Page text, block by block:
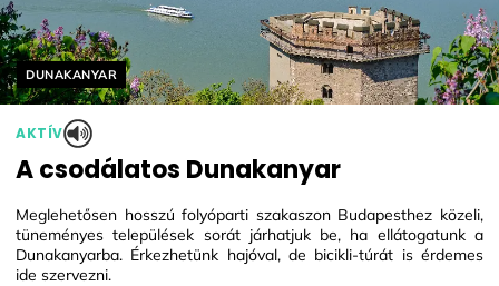
Helyszín címkék:
DUNAKANYAR
AKTÍV
A csodálatos Dunakanyar
Meglehetősen hosszú folyóparti szakaszon Budapesthez közeli,
tüneményes települések sorát járhatjuk be, ha ellátogatunk a
Dunakanyarba. Érkezhetünk hajóval, de bicikli-túrát is érdemes
ide szervezni.